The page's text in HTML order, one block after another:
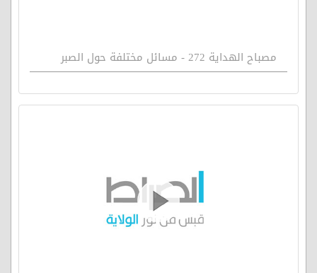
مصباح الهداية 272 - مسائل مختلفة حول الصبر